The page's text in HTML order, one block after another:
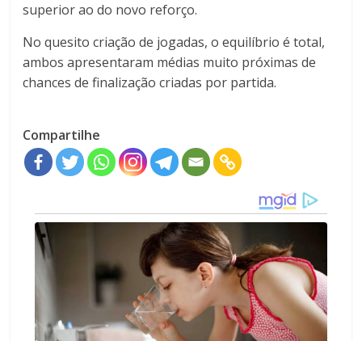
superior ao do novo reforço.
No quesito criação de jogadas, o equilíbrio é total,
ambos apresentaram médias muito próximas de
chances de finalização criadas por partida.
Compartilhe